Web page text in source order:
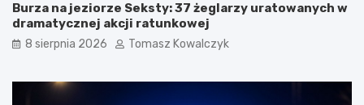
Burza na jeziorze Seksty: 37 żeglarzy uratowanych w
dramatycznej akcji ratunkowej
8 sierpnia 2026 Tomasz Kowalczyk